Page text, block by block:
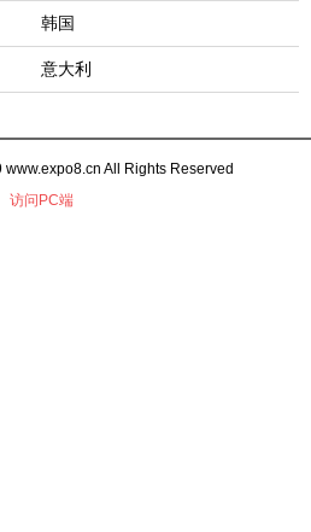
韩国
意大利
All Rights Reserved
访问PC端